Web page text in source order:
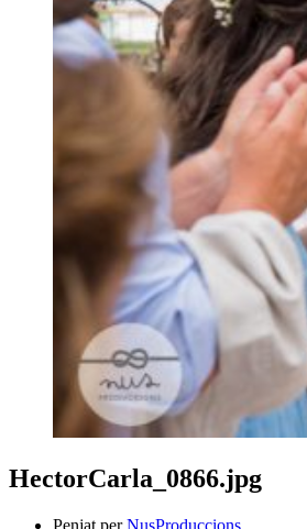
HectorCarla_0866.jpg
Penjat perNusProduccions